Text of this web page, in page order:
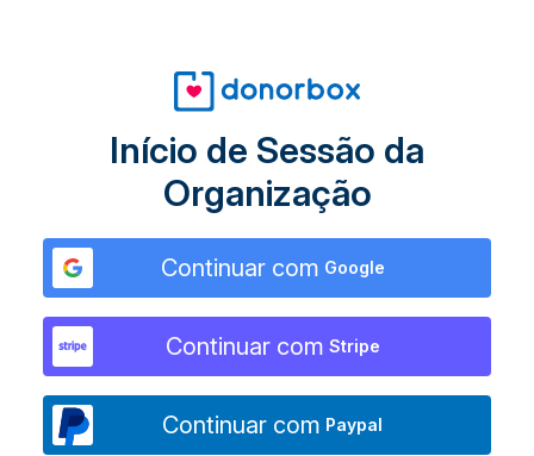
Início de Sessão da
Organização
Continuar com Google
Continuar com Stripe
Continuar com Paypal